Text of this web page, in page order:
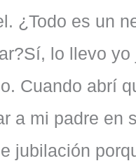
¿Todo es un
lo llevo yo
Cuando abrí
a mi padre en
jubilación